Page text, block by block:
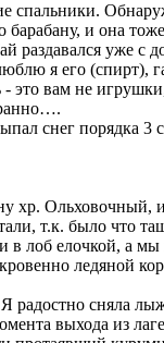
спальники.
и она тоже
уже с
я его (спирт),
вам не
снег порядка 3
Ольховочный,
т.к. было что
лоб елочкой, а
ледяной
сняла
выхода из